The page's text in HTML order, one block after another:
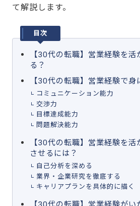
て解説します。
目次
【30代の転職】営業経験を活
る？
【30代の転職】営業経験で身
コミュニケーション能力
交渉力
目標達成能力
問題解決能力
【30代の転職】営業経験を
させるには？
自己分析を深める
業界・企業研究を徹底する
キャリアプランを具体的に描く